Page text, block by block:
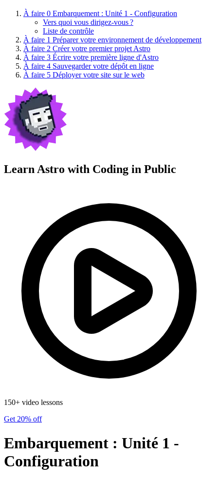
À faire 0 Embarquement : Unité 1 - Configuration
Vers quoi vous dirigez-vous ?
Liste de contrôle
À faire 1 Préparer votre environnement de développement
À faire 2 Créer votre premier projet Astro
À faire 3 Écrire votre première ligne d'Astro
À faire 4 Sauvegarder votre dépôt en ligne
À faire 5 Déployer votre site sur le web
Learn Astro with Coding in Public
150+ video lessons
Get 20% off
Embarquement : Unité 1 -
Configuration